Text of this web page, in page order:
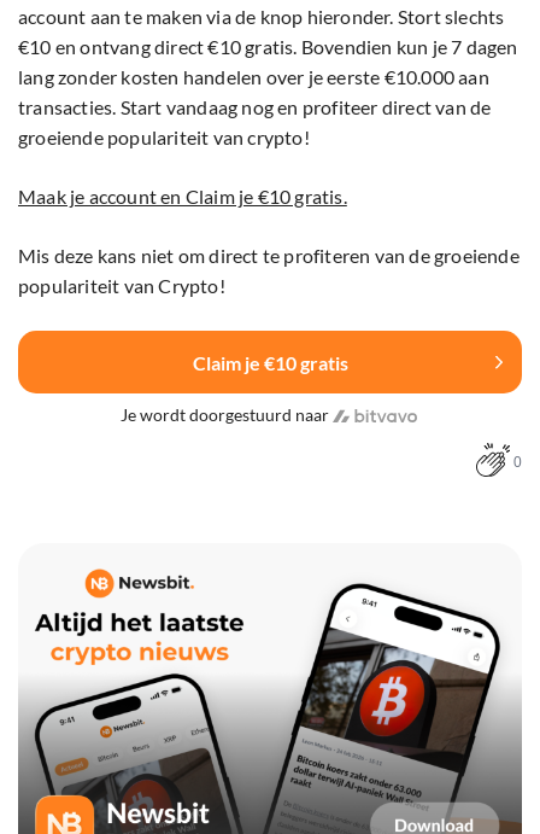
account aan te maken via de knop hieronder. Stort slechts
€10 en ontvang direct €10 gratis. Bovendien kun je 7 dagen
lang zonder kosten handelen over je eerste €10.000 aan
transacties. Start vandaag nog en profiteer direct van de
groeiende populariteit van crypto!
Maak je account en Claim je €10 gratis.
Mis deze kans niet om direct te profiteren van de groeiende
populariteit van Crypto!
Claim je €10 gratis
Je wordt doorgestuurd naar
0